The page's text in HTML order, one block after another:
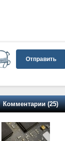
Отправить
Комментарии (25)